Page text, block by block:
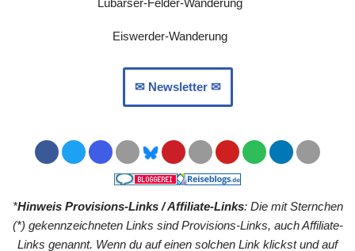
Eiswerder-Wanderung
✉︎ Newsletter ✉︎
*Hinweis Provisions-Links / Affiliate-Links: Die mit Sternchen
(*) gekennzeichneten Links sind Provisions-Links, auch Affiliate-
Links genannt. Wenn du auf einen solchen Link klickst und auf